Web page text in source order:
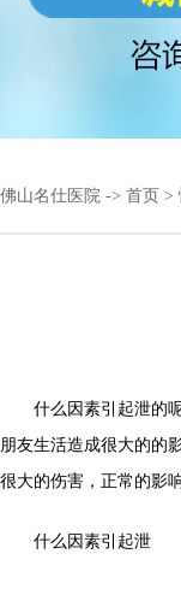
佛山名仕医院 -> 首页 >
什么因素引起泄的呢
朋友生活造成很大的的
很大的伤害，正常的影
什么因素引起泄